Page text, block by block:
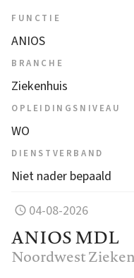
FUNCTIE
ANIOS
BRANCHE
Ziekenhuis
OPLEIDINGSNIVEAU
WO
DIENSTVERBAND
Niet nader bepaald
04-08-2026
ANIOS MDL
Noordwest